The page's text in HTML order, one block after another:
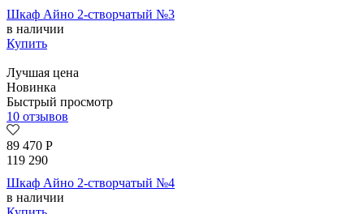
Шкаф Айно 2-створчатый №3
в наличии
Купить
Лучшая цена
Новинка
Быстрый просмотр
10 отзывов
89 470 Р
119 290
Шкаф Айно 2-створчатый №4
в наличии